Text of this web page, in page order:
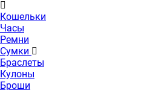
Кошельки
Часы
Ремни
Сумки
Браслеты
Кулоны
Броши